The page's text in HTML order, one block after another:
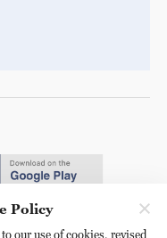
Policy
our use of cookies, revised